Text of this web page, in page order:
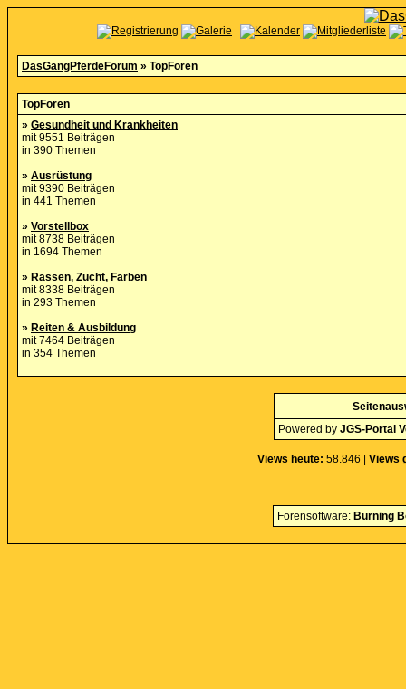
DasGangPferdeForum » TopForen
TopForen
» Gesundheit und Krankheiten
mit 9551 Beiträgen
in 390 Themen
» Ausrüstung
mit 9390 Beiträgen
in 441 Themen
» Vorstellbox
mit 8738 Beiträgen
in 1694 Themen
» Rassen, Zucht, Farben
mit 8338 Beiträgen
in 293 Themen
» Reiten & Ausbildung
mit 7464 Beiträgen
in 354 Themen
Powered by JGS-Portal
Views heute: 58.846 | Views
Forensoftware: Burning